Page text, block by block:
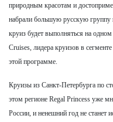
природным красотам и
набрали большую русскую
круиз будет выполняться на
Cruises, лидера круизов в
этой программе.
Круизы из Санкт-Петербурга по
этом регионе Regal Princess уже
России, и ненешний год не